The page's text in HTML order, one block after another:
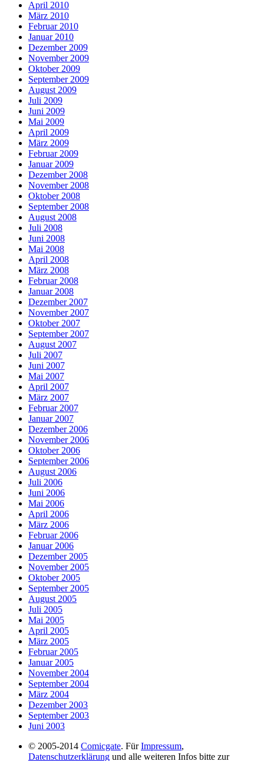
April 2010
März 2010
Februar 2010
Januar 2010
Dezember 2009
November 2009
Oktober 2009
September 2009
August 2009
Juli 2009
Juni 2009
Mai 2009
April 2009
März 2009
Februar 2009
Januar 2009
Dezember 2008
November 2008
Oktober 2008
September 2008
August 2008
Juli 2008
Juni 2008
Mai 2008
April 2008
März 2008
Februar 2008
Januar 2008
Dezember 2007
November 2007
Oktober 2007
September 2007
August 2007
Juli 2007
Juni 2007
Mai 2007
April 2007
März 2007
Februar 2007
Januar 2007
Dezember 2006
November 2006
Oktober 2006
September 2006
August 2006
Juli 2006
Juni 2006
Mai 2006
April 2006
März 2006
Februar 2006
Januar 2006
Dezember 2005
November 2005
Oktober 2005
September 2005
August 2005
Juli 2005
Mai 2005
April 2005
März 2005
Februar 2005
Januar 2005
November 2004
September 2004
März 2004
Dezember 2003
September 2003
Juni 2003
© 2005-2014 Comicgate. FürImpressum,
Datenschutzerklärung und alle weiteren Infos bitte zur